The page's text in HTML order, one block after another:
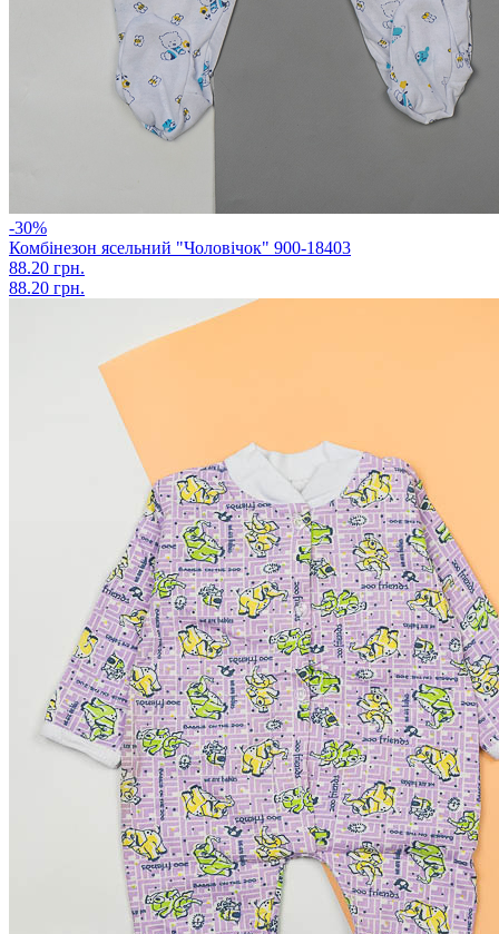
-30%
Комбінезон ясельний "Чоловічок" 900-18403
88.20 грн.
88.20 грн.